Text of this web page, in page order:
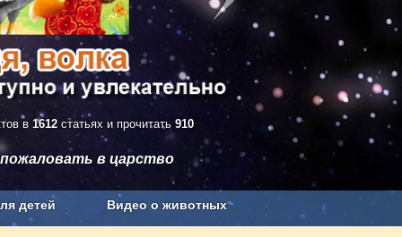
в 1612 статьях и прочитать 910
в царство
детей Видео о животных